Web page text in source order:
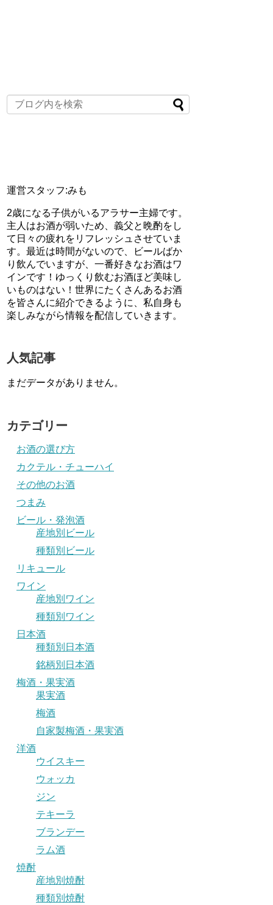
運営スタッフ:みも
2歳になる子供がいるアラサー主婦です。
主人はお酒が弱いため、義父と晩酌をし
て日々の疲れをリフレッシュさせていま
す。最近は時間がないので、ビールばか
り飲んでいますが、一番好きなお酒はワ
インです！ゆっくり飲むお酒ほど美味し
いものはない！世界にたくさんあるお酒
を皆さんに紹介できるように、私自身も
楽しみながら情報を配信していきます。
人気記事
まだデータがありません。
カテゴリー
お酒の選び方
カクテル・チューハイ
その他のお酒
つまみ
ビール・発泡酒
産地別ビール
種類別ビール
リキュール
ワイン
産地別ワイン
種類別ワイン
日本酒
種類別日本酒
銘柄別日本酒
梅酒・果実酒
果実酒
梅酒
自家製梅酒・果実酒
洋酒
ウイスキー
ウォッカ
ジン
テキーラ
ブランデー
ラム酒
焼酎
産地別焼酎
種類別焼酎